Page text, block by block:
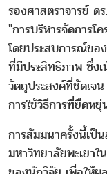
รองศาสตราจารย์ ด
"การบริหารจัดการโ
โดยประสบการณ์ขอ
ที่มีประสิทธิภาพ ซึ่ง
วัตถุประสงค์ที่ชัดเจ
การใช้วิธีการที่ยืดห
การสัมมนาครั้งนี้เป็
มหาวิทยาลัยพะเยาใ